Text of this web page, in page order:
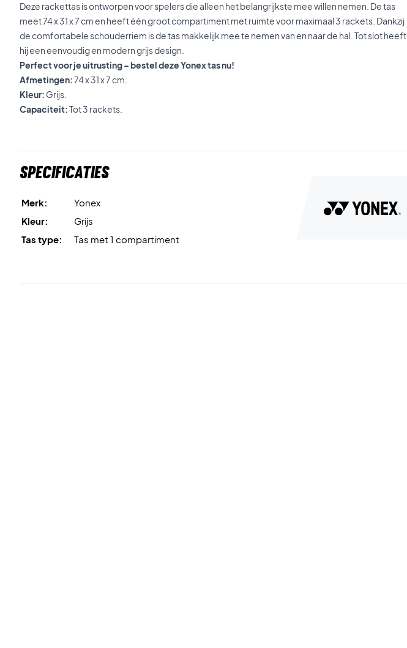
Deze rackettas is ontworpen voor spelers die alleen het belangrijkste mee willen nemen. De tas
meet 74 x 31 x 7 cm en heeft één groot compartiment met ruimte voor maximaal 3 rackets. Dankzij
de comfortabele schouderriem is de tas makkelijk mee te nemen van en naar de hal. Tot slot heeft
hij een eenvoudig en modern grijs design.
Perfect voor je uitrusting – bestel deze Yonex tas nu!
Afmetingen:74 x 31 x 7 cm.
Kleur: Grijs.
Capaciteit:Tot 3 rackets.
Specificaties
Merk:
Yonex
Kleur:
Grijs
Tas type:
Tas met 1 compartiment